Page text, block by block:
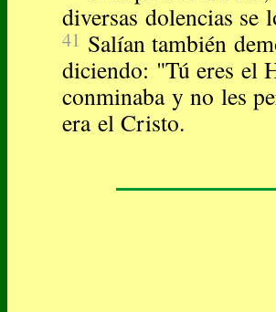
diversas dolencias se
41 Salían también
diciendo: "Tú eres el
conminaba y no les
era el Cristo.